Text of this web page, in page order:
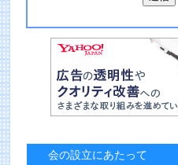
会の設立にあたって